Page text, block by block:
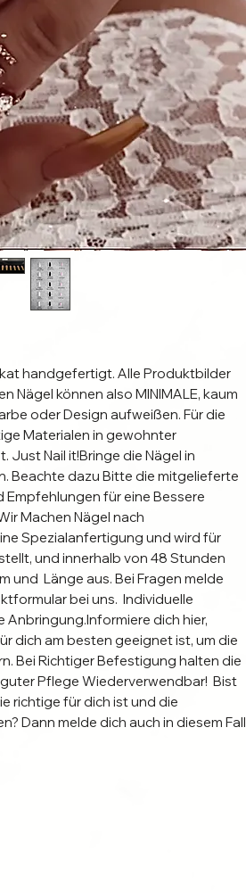
handgefertigt. Alle Produktbilder
Nägel können also MINIMALE, kaum
oder Design aufweißen. Für die
Materialen in gewohnter
Nail it!Bringe die Nägel in
Beachte dazu Bitte die mitgelieferte
für eine Bessere
Machen Nägel nach
Spezialanfertigung und wird für
und innerhalb von 48 Stunden
und  Länge aus. Bei Fragen melde
bei uns.  Individuelle
dich hier,
dich am besten geeignet ist, um die
Bei Richtiger Befestigung halten die
Pflege Wiederverwendbar!  Bist
richtige für dich ist und die
Dann melde dich auch in diesem Fall